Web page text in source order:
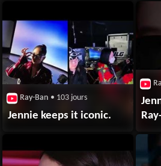
Ray-Ban • 103 jours
Jennie keeps it iconic.